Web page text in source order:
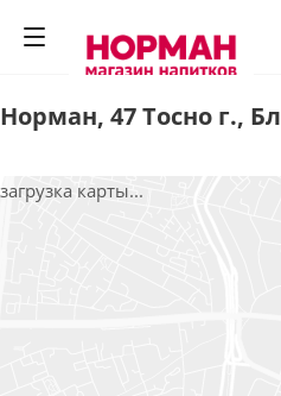
Норман, 47 Тосно г.,
загрузка карты...